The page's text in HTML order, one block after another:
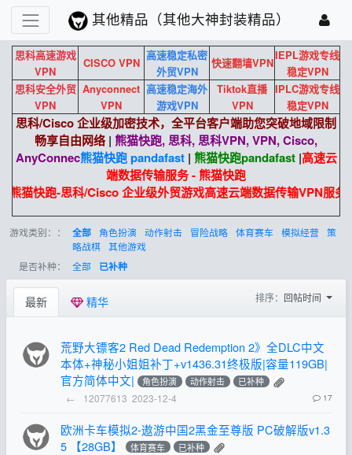
其他精品（其他大神封装精品）
思科高速游戏
VPN
CISCO VPN
高速稳定私密
外贸VPN
快速翻墙VPN
IEPL游戏专线
稳定VPN
思科安全外贸
VPN
Anyconnect
VPN
高速稳定海外
游戏VPN
Tiktok直播
VPN
IPLC游戏专线
稳定VPN
思科/Cisco 企业级加密技术，全平台客户端助您突破地域限制
畅享自由网络 | 熊猫快跑, 思科, 思科VPN, VPN, Cisco,
AnyConnec熊猫快跑 pandafast| 熊猫快跑pandafast|高速云
端数据传输服务 - 熊猫快跑
熊猫快跑-思科/Cisco 企业级外贸游戏高速云端数据传输VPN服
游戏类别：： 全部 角色扮演 动作射击 冒险战略 体育赛车 模拟经营 策
略战棋 其他游戏
是否补种：
全部 已补种
最新 精华 排序： 回帖时间
荒野大镖客2 Red Dead Redemption 2》全DLC中文
本体+神秘小姐姐补丁+v1436.31终极版|容量119GB|
官方简体中文|
角色扮演 动作射击 已补种
← 12077613 2023-12-4 17
欧洲卡车模拟2-遨游中国2黑金至尊版 PC破解版v1.3
5 【28GB】
体育赛车 已补种